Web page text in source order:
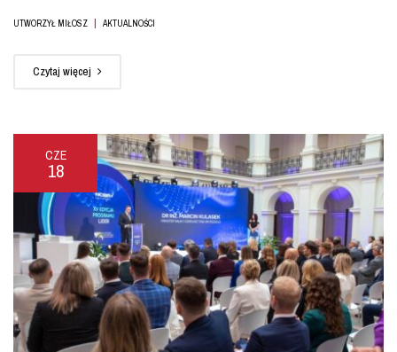
UTWORZYŁ MIŁOSZ | AKTUALNOŚCI
Czytaj więcej
CZE
18